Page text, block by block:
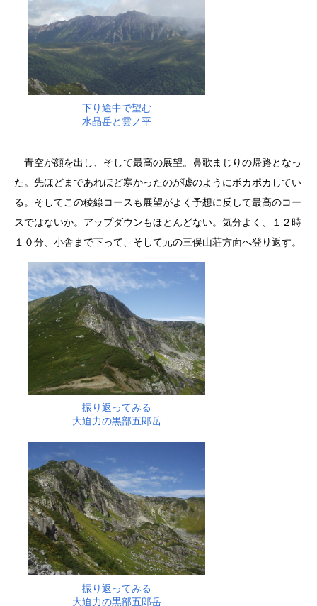
下り途中で望む
水晶岳と雲ノ平
青空が顔を出し、そして最高の展望。鼻歌まじりの帰路となっ
た。先ほどまであれほど寒かったのが嘘のようにポカポカしてい
る。そしてこの稜線コースも展望がよく予想に反して最高のコー
スではないか。アップダウンもほとんどない。気分よく、１２時
１０分、小舎まで下って、そして元の三俣山荘方面へ登り返す。
振り返ってみる
大迫力の黒部五郎岳
振り返ってみる
大迫力の黒部五郎岳